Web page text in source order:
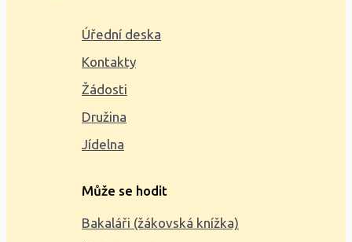
Úřední deska
Kontakty
Žádosti
Družina
Jídelna
Může se hodit
Bakaláři (žákovská knížka)